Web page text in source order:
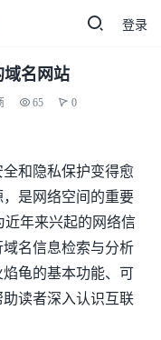
登录
名网站
65 0
和隐私保护变得愈
是网络空间的重要
年来兴起的网络信
名信息检索与分析
龟的基本功能、可
读者深入认识互联